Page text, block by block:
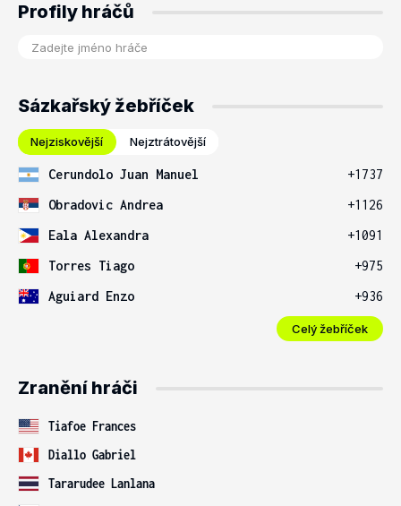
Profily hráčů
Sázkařský žebříček
Nejziskovější Nejztrátovější
Cerundolo Juan Manuel
+1737
Obradovic Andrea
+1126
Eala Alexandra
+1091
Torres Tiago
+975
Aguiard Enzo
+936
Celý žebříček
Zranění hráči
Tiafoe Frances
Diallo Gabriel
Tararudee Lanlana